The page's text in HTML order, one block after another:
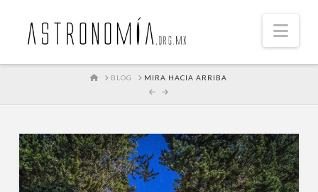
HOME
BLOG MIRA HACIA ARRIBA